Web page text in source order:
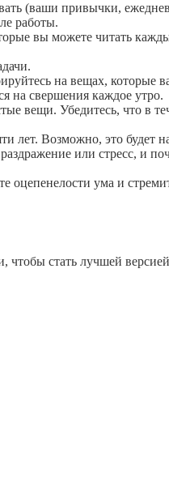
(ваши привычки,
работы.
вы можете читать
на вещах, которые
на свершения каждое утро.
вещи. Убедитесь, что в
лет. Возможно, это будет
или стресс, и
ума и
стать лучшей версией